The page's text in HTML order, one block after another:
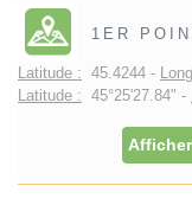
1ER
Latitude : 45.4244 -
Latitude : 45°25'27.84" -